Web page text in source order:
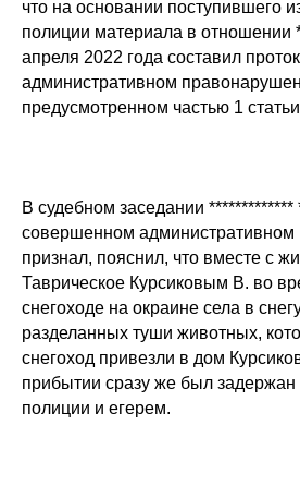
что на основании поступившего
полиции материала в отношении
апреля 2022 года составил
административном
предусмотренном частью 1
В судебном заседании *************
совершенном
признал, пояснил, что вместе с
Таврическое Курсиковым В. во
снегоходе на окраине села в
разделанных туши животных,
снегоход привезли в дом
прибытии сразу же был задержан
полиции и егерем.